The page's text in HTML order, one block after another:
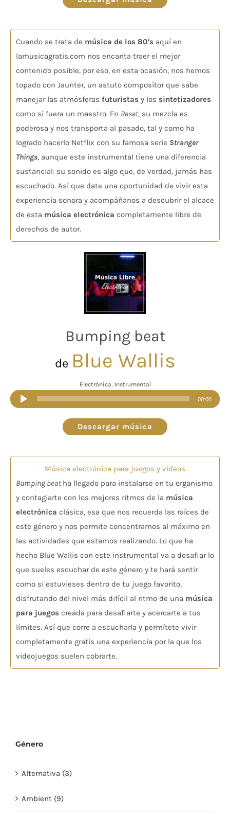
Cuando se trata de música de los 80’s aquí en
lamusicagratis.com nos encanta traer el mejor
contenido posible, por eso, en esta ocasión, nos hemos
topado con Jaunter, un astuto compositor que sabe
manejar las atmósferas futuristas y los sintetizadores
como si fuera un maestro. En Reset, su mezcla es
poderosa y nos transporta al pasado, tal y como ha
logrado hacerlo Netflix con su famosa serie Stranger
Things, aunque este instrumental tiene una diferencia
sustancial: su sonido es algo que, de verdad, jamás has
escuchado. Así que date una oportunidad de vivir esta
experiencia sonora y acompáñanos a descubrir el alcace
de esta música electrónica completamente libre de
derechos de autor.
Bumping beat
de Blue Wallis
Electrónica, Instrumental
Reproductor
de
audio
00:00
Descargar música
Música electrónica para juegos y videos
Bumping beat ha llegado para instalarse en tu organismo
y contagiarte con los mejores ritmos de la música
electrónica clásica, esa que nos recuerda las raíces de
este género y nos permite concentrarnos al máximo en
las actividades que estamos realizando. Lo que ha
hecho Blue Wallis con este instrumental va a desafiar lo
que sueles escuchar de este género y te hará sentir
como si estuvieses dentro de tu juego favorito,
disfrutando del nivel más difícil al ritmo de una música
para juegos creada para desafiarte y acercarte a tus
límites. Así que corre a escucharla y permítete vivir
completamente gratis una experiencia por la que los
videojuegos suelen cobrarte.
Género
Alternativa (3)
Ambient (9)